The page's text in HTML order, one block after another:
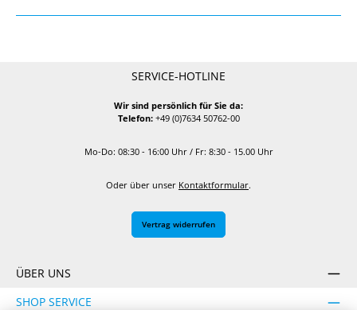
SERVICE-HOTLINE
Wir sind persönlich für Sie da:
Telefon:+49 (0)7634 50762-00
Mo-Do: 08:30 - 16:00 Uhr / Fr: 8:30 - 15.00 Uhr
Oder über unser Kontaktformular.
Vertrag widerrufen
ÜBER UNS
SHOP SERVICE